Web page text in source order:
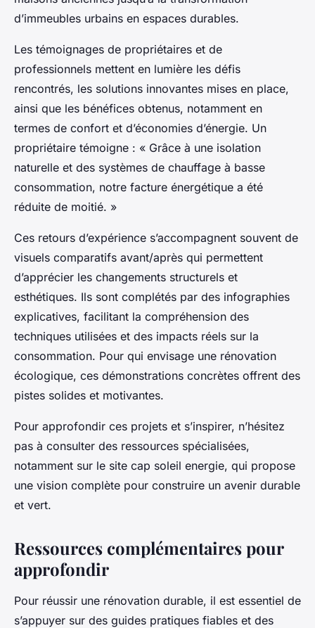
d’immeubles urbains en espaces durables.
Les témoignages de propriétaires et de
professionnels mettent en lumière les défis
rencontrés, les solutions innovantes mises en place,
ainsi que les bénéfices obtenus, notamment en
termes de confort et d’économies d’énergie. Un
propriétaire témoigne : « Grâce à une isolation
naturelle et des systèmes de chauffage à basse
consommation, notre facture énergétique a été
réduite de moitié. »
Ces retours d’expérience s’accompagnent souvent de
visuels comparatifs avant/après qui permettent
d’apprécier les changements structurels et
esthétiques. Ils sont complétés par des infographies
explicatives, facilitant la compréhension des
techniques utilisées et des impacts réels sur la
consommation. Pour qui envisage une rénovation
écologique, ces démonstrations concrètes offrent des
pistes solides et motivantes.
Pour approfondir ces projets et s’inspirer, n’hésitez
pas à consulter des ressources spécialisées,
notamment sur le site cap soleil energie, qui propose
une vision complète pour construire un avenir durable
et vert.
Ressources complémentaires pour
approfondir
Pour réussir une rénovation durable, il est essentiel de
s’appuyer sur des guides pratiques fiables et des